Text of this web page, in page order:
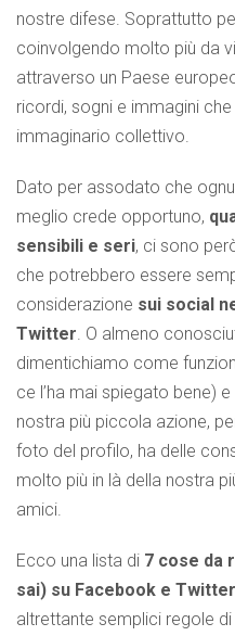
nostre difese. Soprattutto
coinvolgendo molto più da
attraverso un Paese
ricordi, sogni e immagini
immaginario collettivo.
Dato per assodato che
meglio crede opportuno,
sensibili e seri, ci sono
che potrebbero essere
considerazione sui social
Twitter . O almeno
dimentichiamo come
ce l’ha mai spiegato bene)
nostra più piccola azione,
foto del profilo, ha delle
molto più in là della nostra
amici.
Ecco una lista di 7 cose da
sai) su Facebook e
altrettante semplici regole di